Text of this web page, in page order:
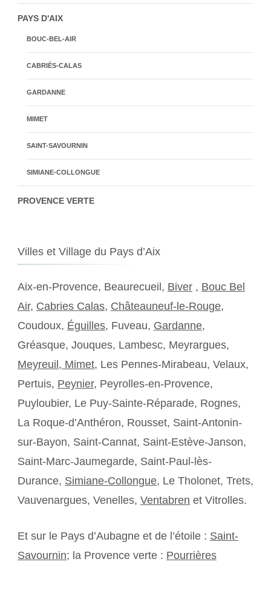
PAYS D'AIX
BOUC-BEL-AIR
CABRIÈS-CALAS
GARDANNE
MIMET
SAINT-SAVOURNIN
SIMIANE-COLLONGUE
PROVENCE VERTE
Villes et Village du Pays d’Aix
Aix-en-Provence, Beaurecueil, Biver , Bouc Bel
Air, Cabries Calas, Châteauneuf-le-Rouge,
Coudoux, Éguilles, Fuveau, Gardanne,
Gréasque, Jouques, Lambesc, Meyrargues,
Meyreuil, Mimet, Les Pennes-Mirabeau, Velaux,
Pertuis, Peynier, Peyrolles-en-Provence,
Puyloubier, Le Puy-Sainte-Réparade, Rognes,
La Roque-d’Anthéron, Rousset, Saint-Antonin-
sur-Bayon, Saint-Cannat, Saint-Estève-Janson,
Saint-Marc-Jaumegarde, Saint-Paul-lès-
Durance, Simiane-Collongue, Le Tholonet, Trets,
Vauvenargues, Venelles, Ventabren et Vitrolles.
Et sur le Pays d’Aubagne et de l’étoile : Saint-
Savournin; la Provence verte : Pourrières